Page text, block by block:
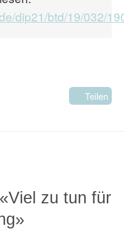
dip21/btd/19/032/
Teilen
zu tun für